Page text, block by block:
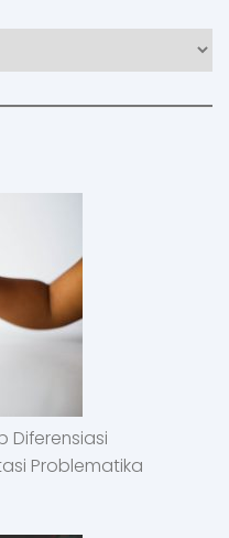
Diferensiasi
Problematika